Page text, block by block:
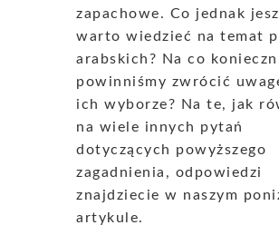
zapachowe. Co jednak
warto wiedzieć na temat
arabskich? Na co
powinniśmy zwrócić
ich wyborze? Na te, jak
na wiele innych pytań
dotyczących powyższego
zagadnienia, odpowiedzi
znajdziecie w naszym
artykule.